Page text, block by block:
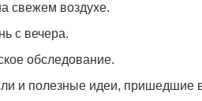
свежем воздухе.
с вечера.
обследование.
и полезные идеи, пришедшие